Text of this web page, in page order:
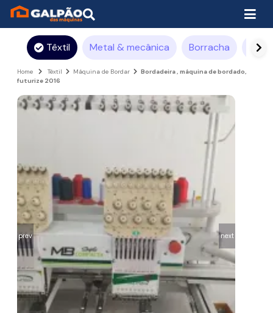
Têxtil Metal & mecânica Borracha
Home Têxtil Máquina de Bordar
Bordadeira , máquina de bordado,
futurize 2016
prev next